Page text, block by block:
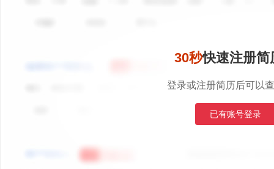
30秒快速注册简
登录或注册简历后可以
已有账号登录